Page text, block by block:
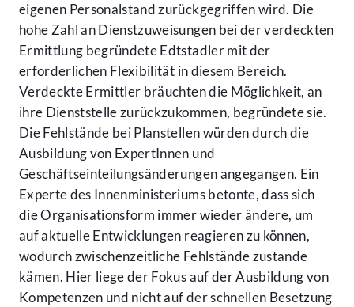
eigenen Personalstand zurückgegriffen wird. Die
hohe Zahl an Dienstzuweisungen bei der verdeckten
Ermittlung begründete Edtstadler mit der
erforderlichen Flexibilität in diesem Bereich.
Verdeckte Ermittler bräuchten die Möglichkeit, an
ihre Dienststelle zurückzukommen, begründete sie.
Die Fehlstände bei Planstellen würden durch die
Ausbildung von ExpertInnen und
Geschäftseinteilungsänderungen angegangen. Ein
Experte des Innenministeriums betonte, dass sich
die Organisationsform immer wieder ändere, um
auf aktuelle Entwicklungen reagieren zu können,
wodurch zwischenzeitliche Fehlstände zustande
kämen. Hier liege der Fokus auf der Ausbildung von
Kompetenzen und nicht auf der schnellen Besetzung